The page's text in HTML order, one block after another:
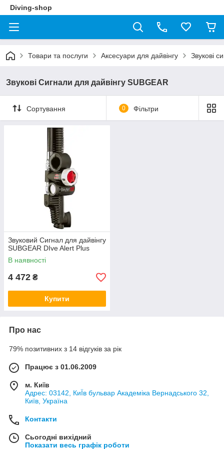
Diving-shop
Товари та послуги Аксесуари для дайвінгу Звукові
Звукові Сигнали для дайвінгу SUBGEAR
Сортування 0 Фільтри
Звуковий Сигнал для дайвінгу
SUBGEAR DIve Alert Plus
В наявності
4 472 ₴
Купити
Про нас
79% позитивних з 14 відгуків за рік
Працює з 01.06.2009
м. Київ
Адрес: 03142, КиЇв бульвар Академіка Вернадського 32,
Київ, Україна
Контакти
Сьогодні вихідний
Показати весь графік роботи